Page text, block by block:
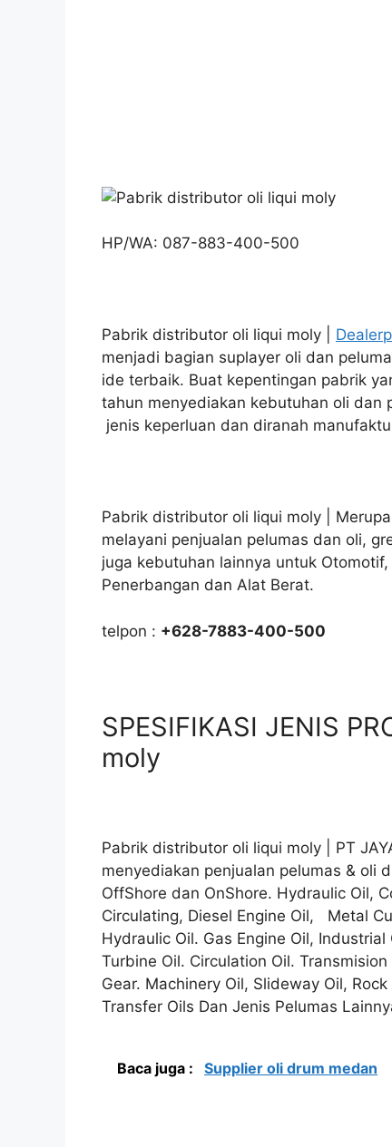
HP/WA: 087-883-400-500
Pabrik distributor oli liqui moly |
menjadi bagian suplayer oli dan
ide terbaik. Buat kepentingan pabrik
tahun menyediakan kebutuhan oli dan
jenis keperluan dan diranah
Pabrik distributor oli liqui moly |
melayani penjualan pelumas dan oli,
juga kebutuhan lainnya untuk
Penerbangan dan Alat Berat.
telpon : +628-7883-400-500
SPESIFIKASI JENIS
moly
Pabrik distributor oli liqui moly | PT
menyediakan penjualan pelumas & oli
OffShore dan OnShore. Hydraulic Oil,
Circulating, Diesel Engine Oil, Metal
Hydraulic Oil. Gas Engine Oil,
Turbine Oil. Circulation Oil.
Gear. Machinery Oil, Slideway Oil,
Transfer Oils Dan Jenis Pelumas
Baca juga : Supplier oli drum medan